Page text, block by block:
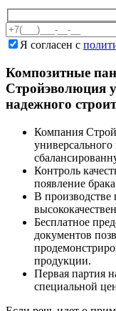
Оставьте это поле
Я согласен с
Композитные
Стройэволюция
надежного
Компания
универсального
Контроль
появление
В производстве
Бесплатное
документов
продукции.
Первая партия
специальной